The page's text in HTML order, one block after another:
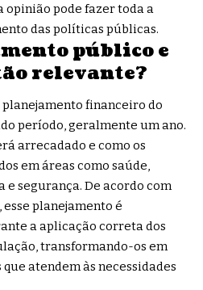
opinião pode fazer toda a
das políticas públicas.
público e
relevante?
financeiro do
período, geralmente um ano.
arrecadado e como os
em áreas como saúde,
segurança. De acordo com
planejamento é
a aplicação correta dos
transformando-os em
atendem às necessidades